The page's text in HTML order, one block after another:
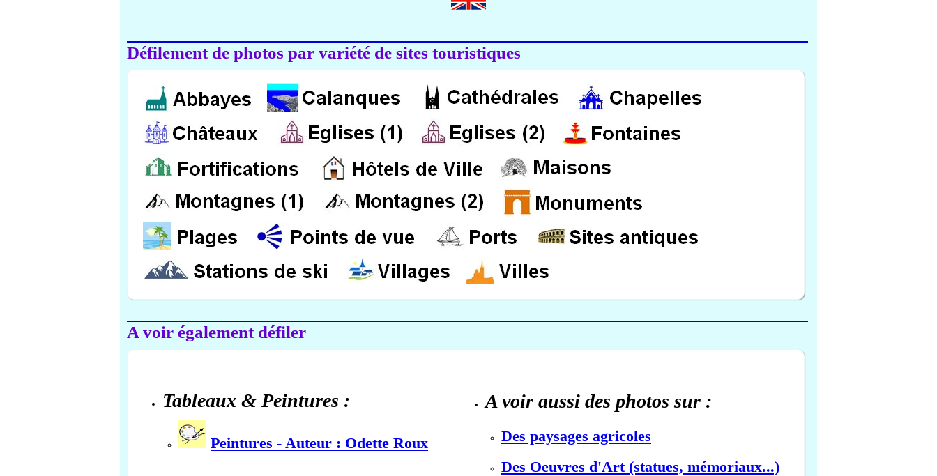
Défilement de photos par variété de sites touristiques
A voir également défiler
Tableaux & Peintures :
Peintures - Auteur : Odette Roux
A voir aussi des photos sur :
Des paysages agricoles
Des Oeuvres d'Art (statues, mémoriaux...)